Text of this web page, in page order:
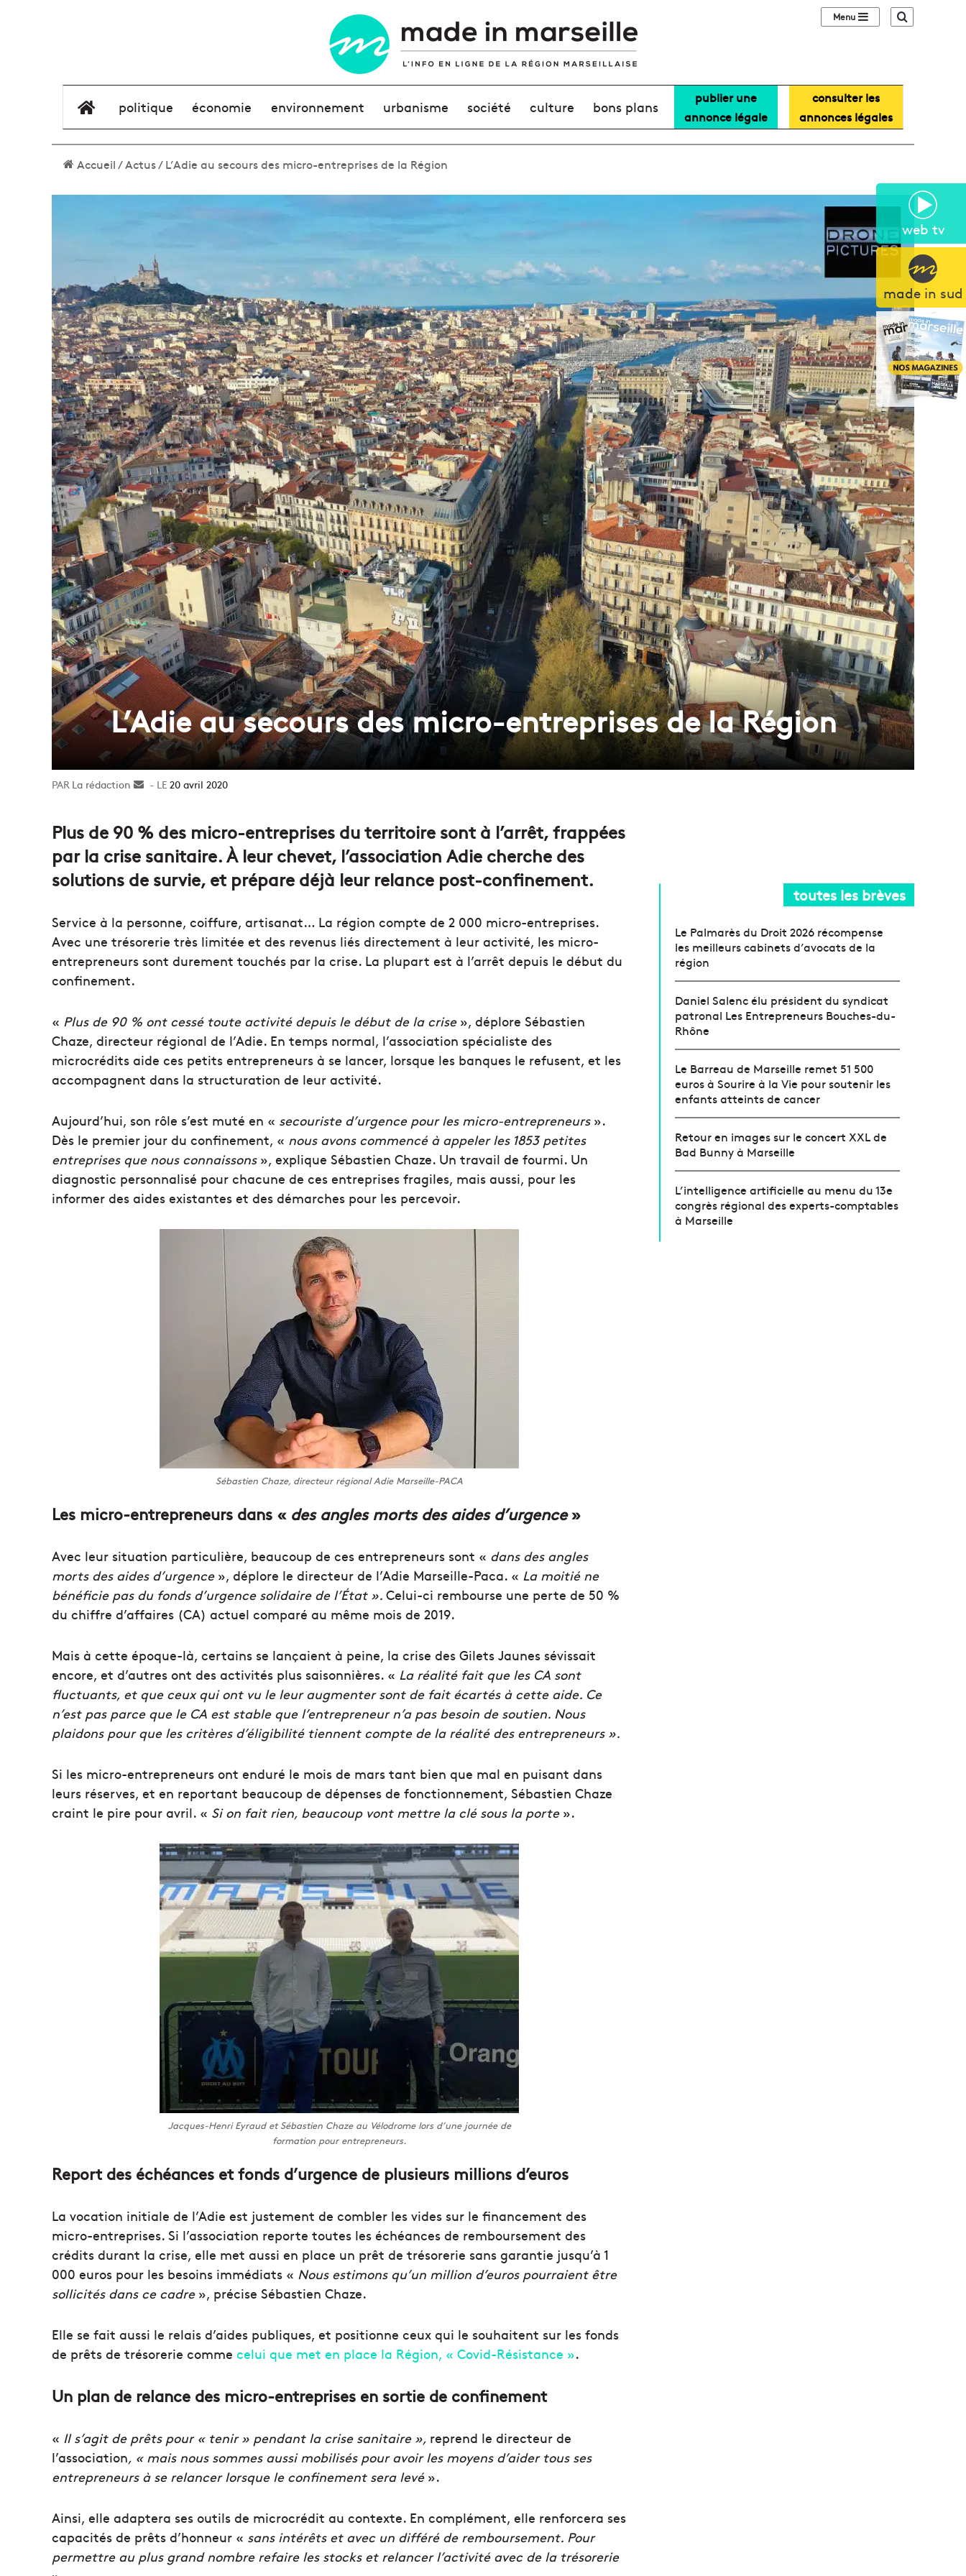
web tv
made in sud
Sidebar (barre
élément de menu
politique économie environnement urbanisme société culture bons plans
publier une
annonce légale
consulter les
annonces légales
Accueil/Actus/L’Adie au secours des micro-entreprises de la Région
L’Adie au secours des micro-entreprises de la Région
La rédaction
Envoyer20 avril 2020
Plus de 90 % des micro-entreprises du territoire sont à l’arrêt, frappées
par la crise sanitaire. À leur chevet, l’association Adie cherche des
solutions de survie, et prépare déjà leur relance post-confinement.
Service à la personne, coiffure, artisanat… La région compte de 2 000 micro-entreprises.
Avec une trésorerie très limitée et des revenus liés directement à leur activité, les micro-
entrepreneurs sont durement touchés par la crise. La plupart est à l’arrêt depuis le début du
confinement.
« Plus de 90 % ont cessé toute activité depuis le début de la crise», déplore Sébastien
Chaze, directeur régional de l’Adie. En temps normal, l’association spécialiste des
microcrédits aide ces petits entrepreneurs à se lancer, lorsque les banques le refusent, et les
accompagnent dans la structuration de leur activité.
Aujourd’hui, son rôle s’est muté en « secouriste d’urgence pour les micro-entrepreneurs».
Dès le premier jour du confinement, « nous avons commencé à appeler les 1853 petites
entreprises que nous connaissons», explique Sébastien Chaze. Un travail de fourmi. Un
diagnostic personnalisé pour chacune de ces entreprises fragiles, mais aussi, pour les
informer des aides existantes et des démarches pour les percevoir.
Sébastien Chaze, directeur régional Adie Marseille-PACA
Les micro-entrepreneurs dans « des angles morts des aides d’urgence»
Avec leur situation particulière, beaucoup de ces entrepreneurs sont « dans des angles
morts des aides d’urgence», déplore le directeur de l’Adie Marseille-Paca. « La moitié ne
bénéficie pas du fonds d’urgence solidaire de l’État ». Celui-ci rembourse une perte de 50 %
du chiffre d’affaires (CA) actuel comparé au même mois de 2019.
Mais à cette époque-là, certains se lançaient à peine, la crise des Gilets Jaunes sévissait
encore, et d’autres ont des activités plus saisonnières. « La réalité fait que les CA sont
fluctuants, et que ceux qui ont vu le leur augmenter sont de fait écartés à cette aide. Ce
n’est pas parce que le CA est stable que l’entrepreneur n’a pas besoin de soutien. Nous
plaidons pour que les critères d’éligibilité tiennent compte de la réalité des entrepreneurs ».
Si les micro-entrepreneurs ont enduré le mois de mars tant bien que mal en puisant dans
leurs réserves, et en reportant beaucoup de dépenses de fonctionnement, Sébastien Chaze
craint le pire pour avril. « Si on fait rien, beaucoup vont mettre la clé sous la porte».
Jacques-Henri Eyraud et Sébastien Chaze au Vélodrome lors d’une journée de
formation pour entrepreneurs.
Report des échéances et fonds d’urgence de plusieurs millions d’euros
La vocation initiale de l’Adie est justement de combler les vides sur le financement des
micro-entreprises. Si l’association reporte toutes les échéances de remboursement des
crédits durant la crise, elle met aussi en place un prêt de trésorerie sans garantie jusqu’à 1
000 euros pour les besoins immédiats « Nous estimons qu’un million d’euros pourraient être
sollicités dans ce cadre», précise Sébastien Chaze.
Elle se fait aussi le relais d’aides publiques, et positionne ceux qui le souhaitent sur les fonds
de prêts de trésorerie comme celui que met en place la Région, « Covid-Résistance ».
Un plan de relance des micro-entreprises en sortie de confinement
« Il s’agit de prêts pour « tenir » pendant la crise sanitaire », reprend le directeur de
l’association, « mais nous sommes aussi mobilisés pour avoir les moyens d’aider tous ses
entrepreneurs à se relancer lorsque le confinement sera levé».
Ainsi, elle adaptera ses outils de microcrédit au contexte. En complément, elle renforcera ses
capacités de prêts d’honneur « sans intérêts et avec un différé de remboursement. Pour
permettre au plus grand nombre refaire les stocks et relancer l’activité avec de la trésorerie
toutes les brèves
Le Palmarès du Droit 2026 récompense
les meilleurs cabinets d’avocats de la
région
Daniel Salenc élu président du syndicat
patronal Les Entrepreneurs Bouches-du-
Rhône
Le Barreau de Marseille remet 51 500
euros à Sourire à la Vie pour soutenir les
enfants atteints de cancer
Retour en images sur le concert XXL de
Bad Bunny à Marseille
L’intelligence artificielle au menu du 13e
congrès régional des experts-comptables
à Marseille